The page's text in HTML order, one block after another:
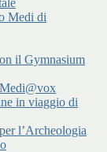
Medi di
il Gymnasium
in viaggio di
l’Archeologia